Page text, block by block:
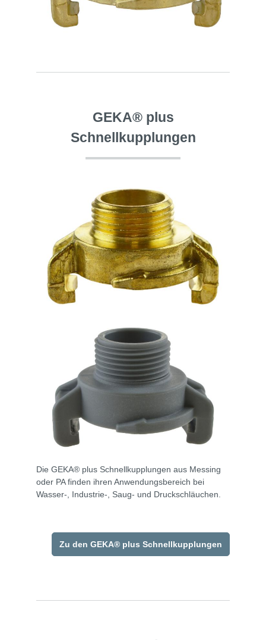
GEKA® plus
Schnellkupplungen
Die GEKA® plus Schnellkupplungen aus Messing
oder PA finden ihren Anwendungsbereich bei
Wasser-, Industrie-, Saug- und Druckschläuchen.
Zu den GEKA® plus Schnellkupplungen